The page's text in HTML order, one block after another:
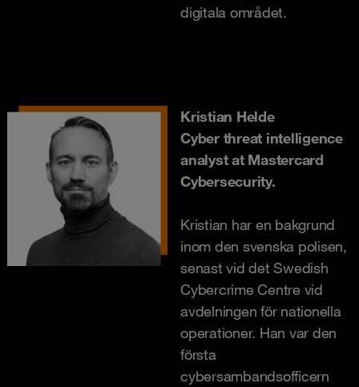
digitala området.
Kristian Helde
Cyber threat intelligence
analyst at Mastercard
Cybersecurity.
Kristian har en bakgrund
inom den svenska polisen,
senast vid det Swedish
Cybercrime Centre vid
avdelningen för nationella
operationer. Han var den
första
cybersambandsofficern